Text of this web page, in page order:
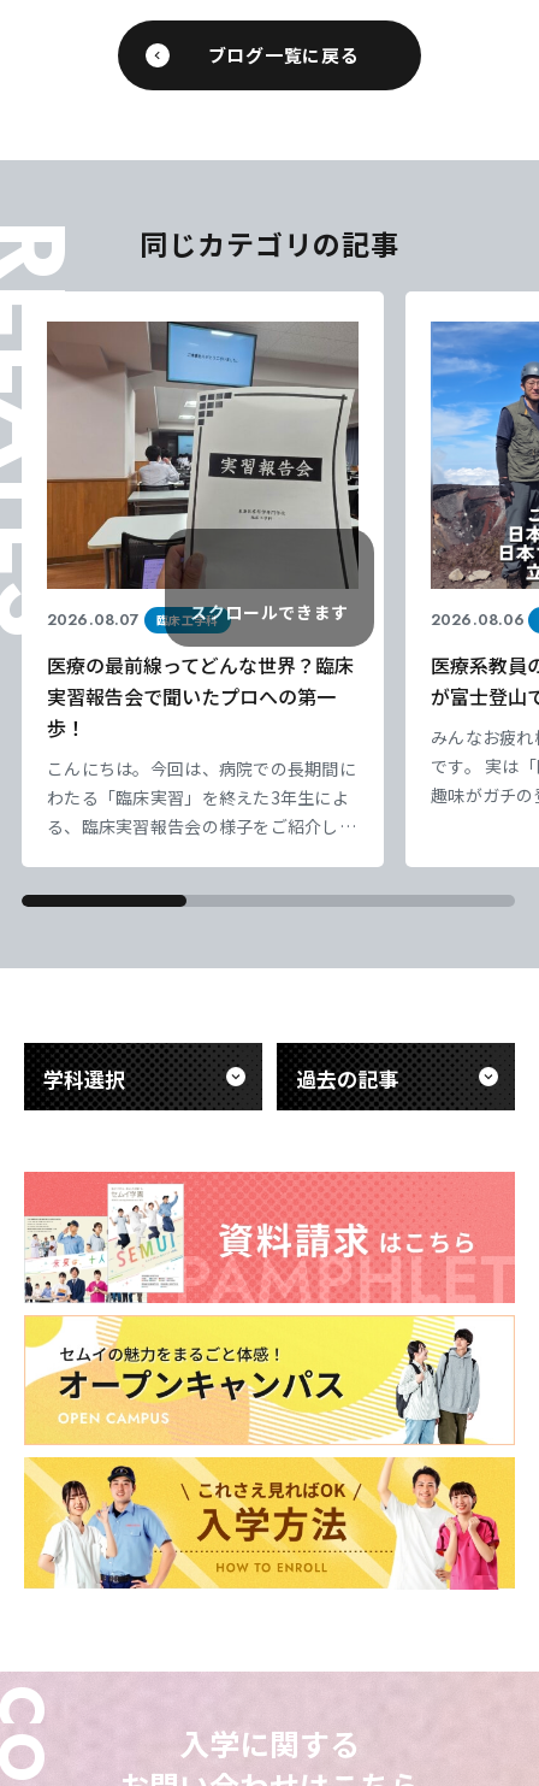
ブログ一覧に戻る
同じカテゴリの記事
2026.08.07 臨床工学科
医療の最前線ってどんな世界？臨床
実習報告会で聞いたプロへの第一
歩！
こんにちは。今回は、病院での長期間に
わたる「臨床実習」を終えた3年生によ
る、臨床実習報告会の様子をご紹介しま
会では、先輩たちが実際の医療現場で触
体的で熱意あふれる発表が行われまし
した。 また、これから実習を迎える後
輩たち
2026.08.06
医療系教員
が富士登山
みんなお疲
です。 実は
趣味がガチ
でエモすぎ…
息苦しい。
き
スクロールできます
学科選択 過去の記事
入学に関する
東海医療科学
専門学校
東海医療科学
専門学校
東海医療科学
専門学校
東海医療科学
専門学校